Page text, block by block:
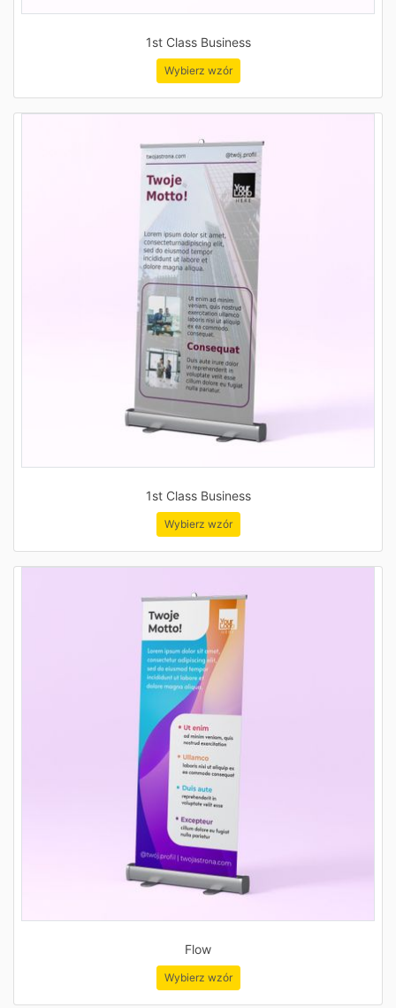
1st Class Business
Wybierz wzór
1st Class Business
Wybierz wzór
Flow
Wybierz wzór